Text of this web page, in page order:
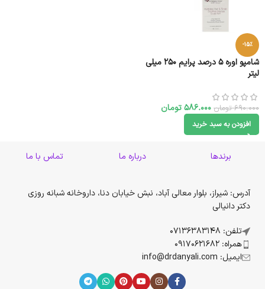
-15%
شامپو اوره 5 درصد پرایم 250 میلی
لیتر
690.000 تومان 586.000تومان
افزودن به سبد خرید
برندها درباره ما تماس با ما
آدرس: شیراز، بلوار معالی آباد، نبش خیابان دنا، داروخانه شبانه روزی
دکتر دانیالی
تلفن: 07136383148
همراه: 09170621682
ایمیل: info@drdanyali.com